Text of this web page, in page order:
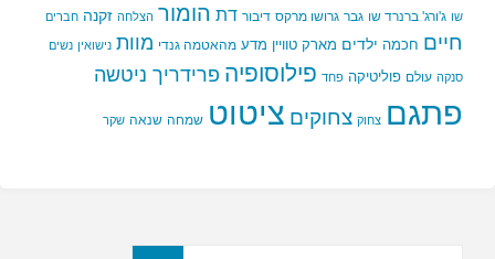
שו ג'ורג' ברנרד שו גבר גרושו מרקס דיבור דת הומור הצלחה זקנה חברים
חיים חכמה ילדים מארק טוויין מדע מהאטמה גנדי מוות נישואין נשים
סנקה עולם פוליטיקה פחד פילוסופיה פרידריך ניטשה
פתגם צחוק צחוקים ציטוט שמחה שנאה שקר